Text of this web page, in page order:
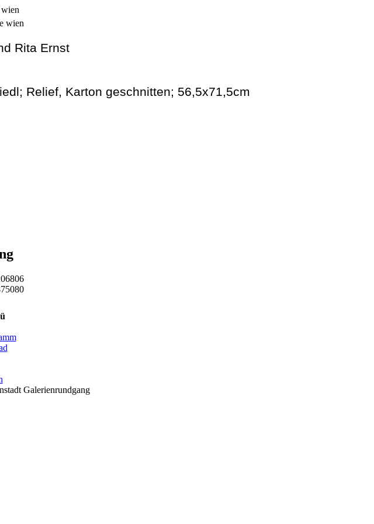
Rita Ernst
Relief, Karton geschnitten; 56,5x71,5cm
Galerienrundgang